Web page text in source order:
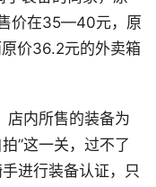
价在35—40元，原
价36.2元的外卖箱
店内所售的装备为
”这一关，过不了
进行装备认证，只